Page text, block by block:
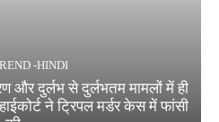
-HINDI
और दुर्लभ से दुर्लभतम मामलों में ही
ने ट्रिपल मर्डर केस में फांसी